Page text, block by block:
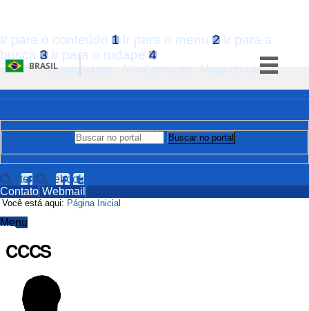
Ir para o conteúdo 1 Ir para o menu 2 Ir para a
busca 3 Ir para o rodapé 4
Acessibilidade Alto Contraste Mapa do site
BRASIL
Simplifique!
Participe
Acesso à informação
Canais
Buscar no portal
Twitter Facebook
Contato Webmail
Você está aqui: Página Inicial
Menu
CCCS